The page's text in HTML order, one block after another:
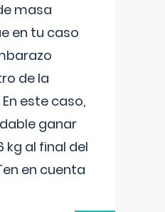
masa
en tu caso
de la
este caso,
ganar
kg al final del
en cuenta